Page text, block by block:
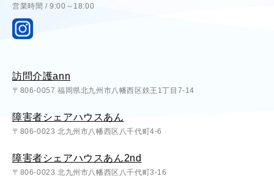
営業時間 / 9:00～18:00
訪問介護ann
〒806-0057 福岡県北九州市八幡西区鉄王1丁目7-14
障害者シェアハウスあん
〒806-0023 北九州市八幡西区八千代町4-6
障害者シェアハウスあん2nd
〒806-0023 北九州市八幡西区八千代町3-16